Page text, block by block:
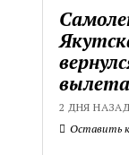
вылета
2 ДНЯ НАЗАД
Оставить